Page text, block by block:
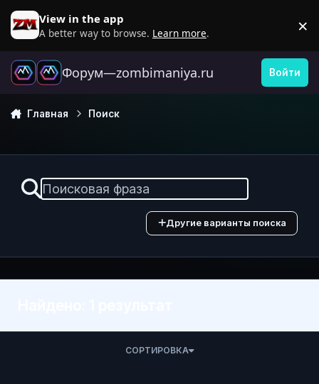
Перейти к содержанию
View in the app
A better way to browse. Learn more. ×
Форум—zombimaniya.ru Войти
Главная Поиск
Другие варианты поиска
СОРТИРОВКА